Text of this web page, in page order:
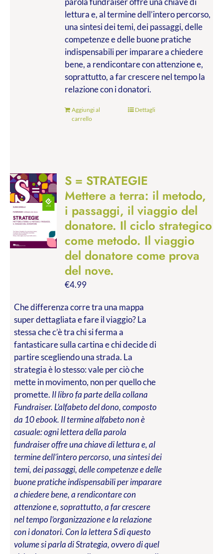
lettura e, al termine dell’intero percorso,
una sintesi dei temi, dei passaggi, delle
competenze e delle buone pratiche
indispensabili per imparare a chiedere
bene, a rendicontare con attenzione e,
soprattutto, a far crescere nel tempo la
relazione con i donatori.
Aggiungi al
carrello
Dettagli
S = STRATEGIE
Mettere a terra: il metodo,
i passaggi, il viaggio del
donatore. Il ciclo strategico
come metodo. Il viaggio
del donatore come prova
del nove.
€4.99
Che differenza corre tra una mappa
super dettagliata e fare il viaggio? La
stessa che c’è tra chi si ferma a
fantasticare sulla cartina e chi decide di
partire scegliendo una strada. La
strategia è lo stesso: vale per ciò che
mette in movimento, non per quello che
promette. Il libro fa parte della collana
Fundraiser. L’alfabeto del dono, composto
da 10 ebook. Il termine alfabeto non è
casuale: ogni lettera della parola
fundraiser offre una chiave di lettura e, al
termine dell’intero percorso, una sintesi dei
temi, dei passaggi, delle competenze e delle
buone pratiche indispensabili per imparare
a chiedere bene, a rendicontare con
attenzione e, soprattutto, a far crescere
nel tempo l’organizzazione e la relazione
con i donatori. Con la lettera S di questo
volume si parla di Strategia, ovvero di quel